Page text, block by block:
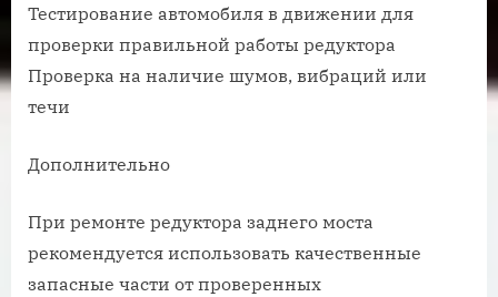
Тестирование автомобиля в движении для
проверки правильной работы редуктора
Проверка на наличие шумов, вибраций или
течи
Дополнительно
При ремонте редуктора заднего моста
рекомендуется использовать качественные
запасные части от проверенных